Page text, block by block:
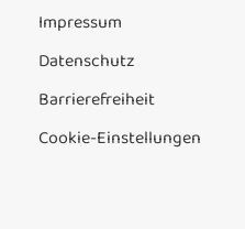
Impressum
Datenschutz
Barrierefreiheit
Cookie-Einstellungen